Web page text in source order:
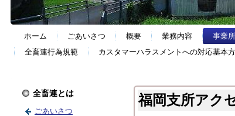
ホーム ごあいさつ 概要 業務内容 事業所
全畜連行為規範
カスタマーハラスメントへの対応基本
全畜連とは
ごあいさつ
福岡支所アク